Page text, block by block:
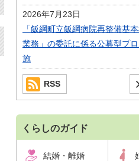
2026年7月23日
「飯綱町立飯綱病院再整備基
業務」の委託に係る公募型プ
施
RSS
くらしのガイド
結婚・離婚